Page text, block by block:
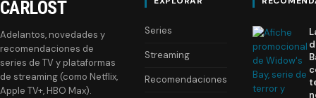
CARLOST
Adelantos, novedades y
recomendaciones de
series de TV y plataformas
de streaming (como Netflix,
Apple TV+, HBO Max).
Series
Streaming
Recomendaciones